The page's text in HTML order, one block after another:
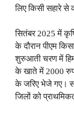
लिए किसी सहारे से
सितंबर 2025 में
के दौरान पीएम
शुरुआती चरण में
के खाते में 2000
के जरिए भेजे गए।
जिलों को